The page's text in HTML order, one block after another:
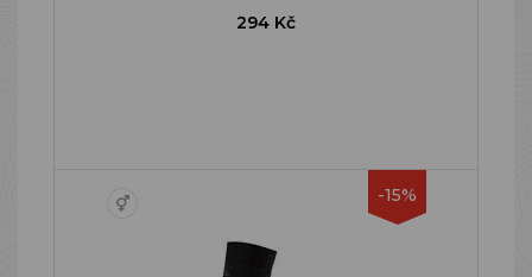
294 Kč
-15%